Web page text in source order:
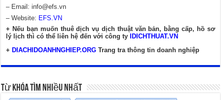
– Email:info@efs.vn
– Website: EFS.VN
+ Nếu bạn muốn thuê dịch vụ dịch thuật văn bản, bằng cấp, hồ sơ
lý lịch thì có thể liên hệ đến với công ty
IDICHTHUAT.VN
+ DIACHIDOANHNGHIEP.ORG Trang tra thông tin doanh nghiệp
Từ Khóa Tìm Nhiều Nhất